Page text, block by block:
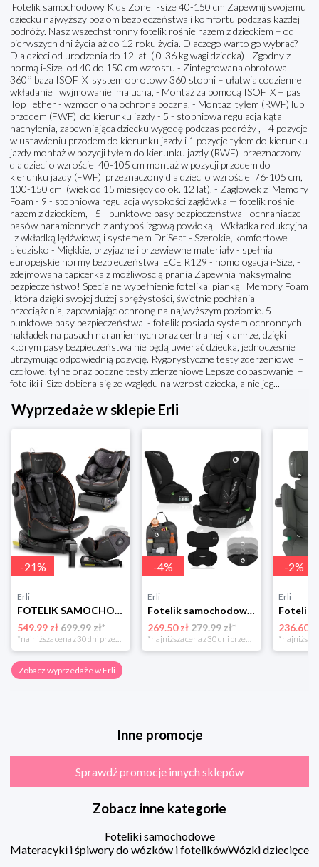
Fotelik samochodowy Kids Zone I-size 40-150 cm Zapewnij swojemu
dziecku najwyższy poziom bezpieczeństwa i komfortu podczas każdej
podróży. Nasz wszechstronny fotelik rośnie razem z dzieckiem – od
pierwszych dni życia aż do 12 roku życia. Dlaczego warto go wybrać? -
Dla dzieci od urodzenia do 12 lat ( 0-36 kg wagi dziecka) - Zgodny z
normą i-Size od 40 do 150 cm wzrostu - Zintegrowana obrotowa
360° baza ISOFIX system obrotowy 360 stopni – ułatwia codzienne
wkładanie i wyjmowanie malucha, - Montaż za pomocą ISOFIX + pas
Top Tether - wzmocniona ochrona boczna, - Montaż tyłem (RWF) lub
przodem (FWF) do kierunku jazdy - 5 - stopniowa regulacja kąta
nachylenia, zapewniająca dziecku wygodę podczas podróży , - 4 pozycje
w ustawieniu przodem do kierunku jazdy i 1 pozycje tyłem do kierunku
jazdy montaż w pozycji tyłem do kierunku jazdy (RWF) przeznaczony
dla dzieci o wzroście 40-105 cm montaż w pozycji przodem do
kierunku jazdy (FWF) przeznaczony dla dzieci o wzroście 76-105 cm,
100-150 cm (wiek od 15 miesięcy do ok. 12 lat), - Zagłówek z Memory
Foam - 9 - stopniowa regulacja wysokości zagłówka — fotelik rośnie
razem z dzieckiem, - 5 - punktowe pasy bezpieczeństwa - ochraniacze
pasów naramiennych z antypoślizgową powłoką - Wkładka redukcyjna
z wkładką lędźwiową i systemem DriSeat - Szerokie, komfortowe
siedzisko - Miękkie, przyjazne i przewiewne materiały - spełnia
europejskie normy bezpieczeństwa ECE R129 - homologacja i-Size, -
zdejmowana tapicerka z możliwością prania Zapewnia maksymalne
bezpieczeństwo! Specjalne wypełnienie fotelika pianką Memory Foam
, która dzięki swojej dużej sprężystości, świetnie pochłania
przeciążenia, zapewniając ochronę na najwyższym poziomie. 5-
punktowe pasy bezpieczeństwa - fotelik posiada system ochronnych
nakładek na pasach naramiennych oraz centralnej klamrze, dzięki
którym pasy bezpieczeństwa nie będą uwierać dziecka, jednocześnie
utrzymując odpowiednią pozycję. Rygorystyczne testy zderzeniowe –
czołowe, tylne oraz boczne testy zderzeniowe Lepsze dopasowanie –
foteliki i-Size dobiera się ze względu na wzrost dziecka, a nie jeg...
Wyprzedaże w sklepie Erli
-21%
Erli
FOTELIK SAMOCHODOWY OBROTOWY z NOGĄ 0-36KG ISOFIX NUKIDO I-SIZE 40-150cm
549.99 zł699.99 zł*
*najniższa cena z 30 dni przed obniżką
-4%
Erli
Fotelik samochodowy 76-150cm SZEROKIE SIEDZISKO 9-36kg Lionelo LEVI I-SIZE
269.50 zł 279.99 zł*
*najniższa cena z 30 dni przed obniżką
-2%
Erli
236.60 zł
Zobacz wyprzedaże w Erli
Inne promocje
Sprawdź promocje innych sklepów
Zobacz inne kategorie
Foteliki samochodowe
Materacyki i śpiwory do wózków i fotelikówWózki dziecięce